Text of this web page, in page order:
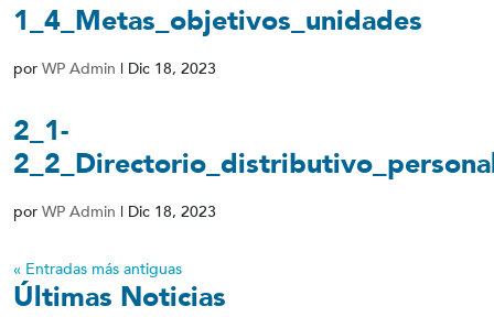
1_4_Metas_objetivos_unidades
por WP Admin | Dic 18, 2023
2_1-
por WP Admin | Dic 18, 2023
« Entradas más antiguas
Últimas Noticias